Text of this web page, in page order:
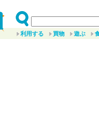
利用する 買物 遊ぶ